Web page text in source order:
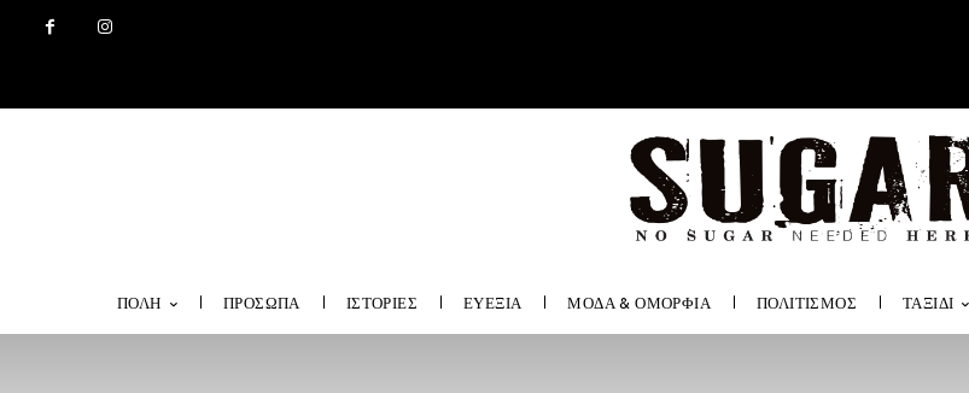
ΠΟΛΗ ΠΡΟΣΩΠΑ ΙΣΤΟΡΙΕΣ ΕΥΕΞΙΑ ΜΟΔΑ & ΟΜΟΡΦΙΑ ΠΟΛΙΤΙΣΜΟΣ ΤΑΞΙΔΙ